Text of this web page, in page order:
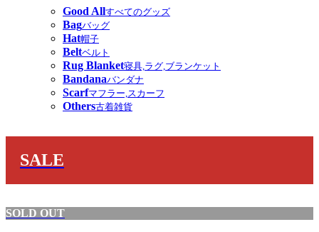
Good Allすべてのグッズ
Bagバッグ
Hat帽子
Beltベルト
Rug Blanket寝具,ラグ,ブランケット
Bandanaバンダナ
Scarfマフラー,スカーフ
Others古着雑貨
SALE
SOLD OUT